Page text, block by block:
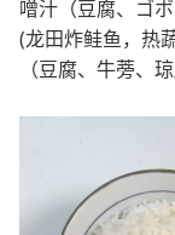
噌汁（豆腐、ゴ
(龙田炸鲑鱼，热
（豆腐、牛蒡、